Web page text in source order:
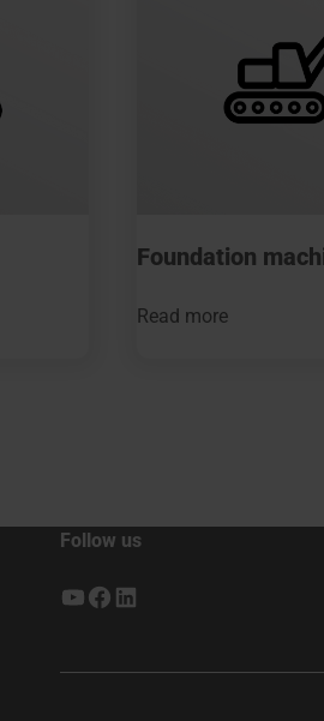
Foundation
Read more
Follow us
YouTube
Facebook
LinkedIn